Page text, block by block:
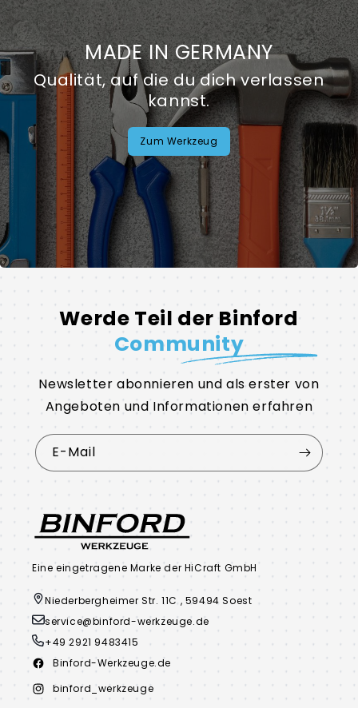
MADE IN GERMANY
Qualität, auf die du dich verlassen
kannst.
Zum Werkzeug
Werde Teil der Binford
Community
Newsletter abonnieren und als erster von
Angeboten und Informationen erfahren
E-Mail
Eine eingetragene Marke der HiCraft GmbH
Niederbergheimer Str. 11C , 59494 Soest
service@binford-werkzeuge.de
+49 2921 9483415
Facebook
Binford-Werkzeuge.de
Instagram
binford_werkzeuge